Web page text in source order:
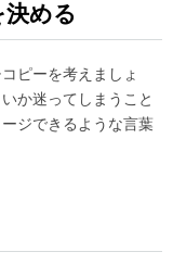
める
ピーを考えましょ
か迷ってしまうこと
ジできるような言葉